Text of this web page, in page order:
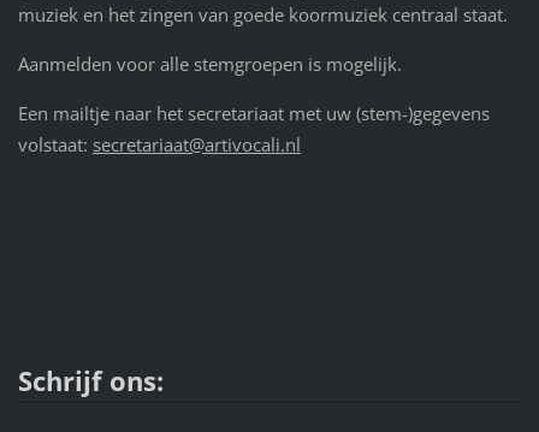
muziek en het zingen van goede koormuziek centraal staat.
Aanmelden voor alle stemgroepen is mogelijk.
Een mailtje naar het secretariaat met uw (stem-)gegevens
volstaat: secretariaat@artivocali.nl
Schrijf ons: